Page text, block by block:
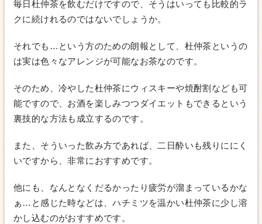
毎日杜仲茶を飲むだけですので、そうはいっても比較的ラ
クに続けれるのではないでしょうか。
それでも…という方のための朗報として、杜仲茶というの
は実は色々なアレンジが可能なお茶なのです。
そのため、冷やした杜仲茶にウィスキーや焼酎割なども可
能ですので、お酒を楽しみつつダイエットもできるという
裏技的な方法も成立するのです。
また、そういった飲み方であれば、二日酔いも残りににく
いですから、非常におすすめです。
他にも、なんとなくだるかったり疲労が溜まっているかな
ぁ…と感じた時などは、ハチミツを温かい杜仲茶に少し溶
かし込むのがおすすめです。